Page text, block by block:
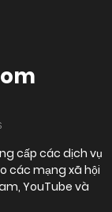
cấp các dịch vụ
các mạng xã hội
YouTube và